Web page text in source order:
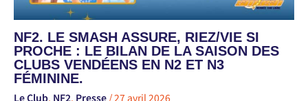
NF2. LE SMASH ASSURE, RIEZ/VIE SI
PROCHE : LE BILAN DE LA SAISON DES
CLUBS VENDÉENS EN N2 ET N3
FÉMININE.
Le Club, NF2, Presse /27 avril 2026